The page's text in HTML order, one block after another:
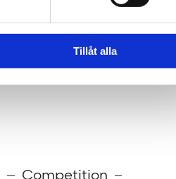
Tillåt alla
Competition